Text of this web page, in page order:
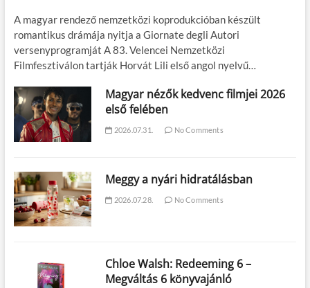
A magyar rendező nemzetközi koprodukcióban készült
romantikus drámája nyitja a Giornate degli Autori
versenyprogramját A 83. Velencei Nemzetközi
Filmfesztiválon tartják Horvát Lili első angol nyelvű…
Magyar nézők kedvenc filmjei 2026
első felében
2026.07.31. No Comments
Meggy a nyári hidratálásban
2026.07.28. No Comments
Chloe Walsh: Redeeming 6 –
Megváltás 6 könyvajánló